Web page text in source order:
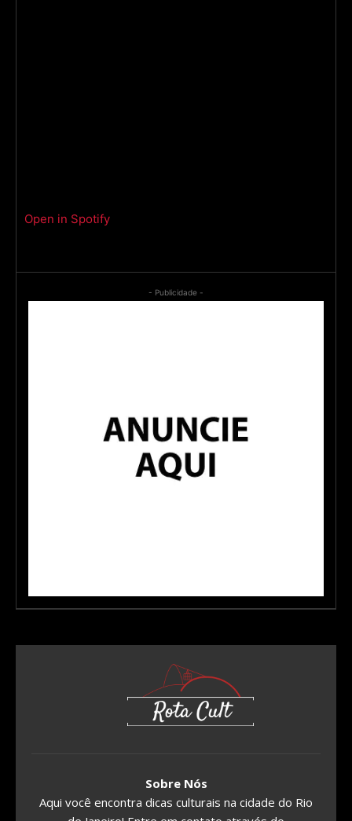
Open in Spotify
- Publicidade -
Sobre Nós
Aqui você encontra dicas culturais na cidade do Rio